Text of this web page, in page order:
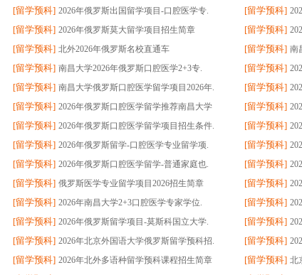
[留学预科] 2026年俄罗斯出国留学项目-口腔医学专. [留学预科]
[留学预科] 2026年俄罗斯莫大留学项目招生简章 [留学预科]
[留学预科] 北外2026年俄罗斯名校直通车 [留学预科] 南
[留学预科] 南昌大学2026年俄罗斯口腔医学2+3专. [留学预科]
[留学预科] 南昌大学俄罗斯口腔医学留学项目2026年. [留学预科]
[留学预科] 2026年俄罗斯口腔医学留学推荐南昌大学 [留学预科]
[留学预科] 2026年俄罗斯口腔医学留学项目招生条件. [留学预科]
[留学预科] 2026年俄罗斯留学-口腔医学专业留学项. [留学预科]
[留学预科] 2026年俄罗斯口腔医学留学-普通家庭也. [留学预科]
[留学预科] 俄罗斯医学专业留学项目2026招生简章 [留学预科]
[留学预科] 2026年南昌大学2+3口腔医学专家学位. [留学预科]
[留学预科] 2026年俄罗斯留学项目-莫斯科国立大学. [留学预科]
[留学预科] 2026年北京外国语大学俄罗斯留学预科招. [留学预科]
[留学预科] 2026年北外多语种留学预科课程招生简章 [留学预科] 北